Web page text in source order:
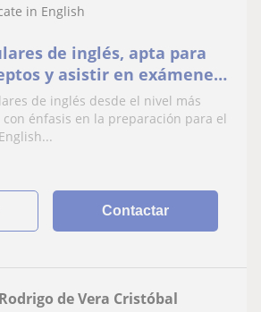
in English
de inglés, apta para
y asistir en exámenes
de inglés desde el nivel más
con énfasis en la preparación para el
Contactar
Rodrigo de Vera Cristóbal